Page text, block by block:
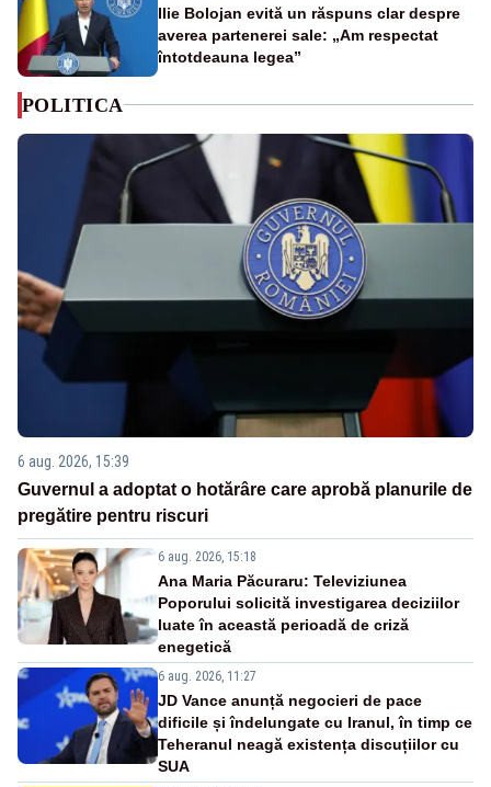
Ilie Bolojan evită un răspuns clar despre
averea partenerei sale: „Am respectat
întotdeauna legea”
POLITICA
6 aug. 2026, 15:39
Guvernul a adoptat o hotărâre care aprobă planurile de
pregătire pentru riscuri
6 aug. 2026, 15:18
Ana Maria Păcuraru: Televiziunea
Poporului solicită investigarea deciziilor
luate în această perioadă de criză
enegetică
6 aug. 2026, 11:27
JD Vance anunță negocieri de pace
dificile și îndelungate cu Iranul, în timp ce
Teheranul neagă existența discuțiilor cu
SUA